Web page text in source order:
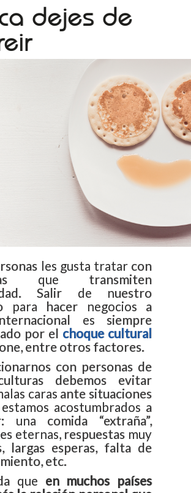
dejes de
extrovertido puede
culturas de negocio, sin
un buen gesto, una sonrisa,
bien visto.
les gusta tratar con
que transmiten
Salir de nuestro
para hacer negocios a
es siempre
por el choque cultural
entre otros factores.
con personas de
debemos evitar
caras ante situaciones
acostumbrados a
una comida “extraña”,
eternas, respuestas muy
largas esperas, falta de
etc.
que en muchos países